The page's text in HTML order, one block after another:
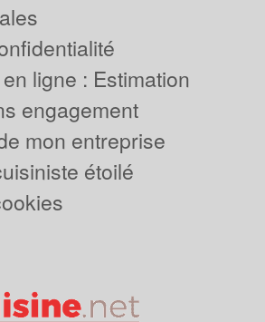
ligne : Estimation
engagement
mon entreprise
étoilé